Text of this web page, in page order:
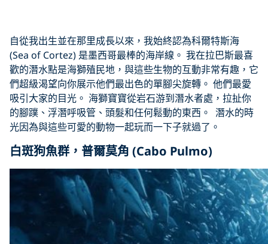
自從我出生並在那里成長以來，我始終認為科爾特斯海
(Sea of Cortez) 是墨西哥最棒的海岸線。 我在拉巴斯最喜
歡的潛水點是海獅殖民地，與這些生物的互動非常有趣，它
們超級渴望向你展示他們最出色的單腳尖旋轉。 他們最愛
吸引大家的目光。 海獅寶寶從岩石游到潛水者處，拉扯你
的腳蹼、浮潛呼吸管、頭髮和任何鬆動的東西。 潛水的時
光因為與這些可愛的動物一起玩而一下子就過了。
白斑狗魚群，普爾莫角 (Cabo Pulmo)